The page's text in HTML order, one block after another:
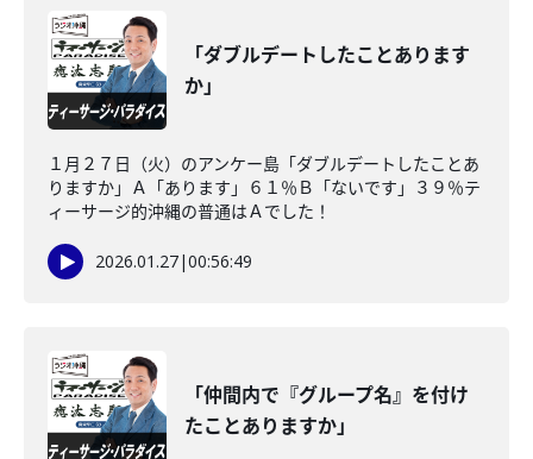
「ダブルデートしたことあります
か」
１月２７日（火）のアンケー島「ダブルデートしたことあ
りますか」Ａ「あります」６１％Ｂ「ないです」３９％テ
ィーサージ的沖縄の普通はＡでした！
2026.01.27|00:56:49
「仲間内で『グループ名』を付け
たことありますか」